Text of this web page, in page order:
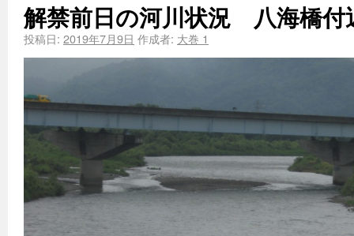
解禁前日の河川状況 八海橋付
投稿日: 2019年7月9日 作成者: 大巻 1